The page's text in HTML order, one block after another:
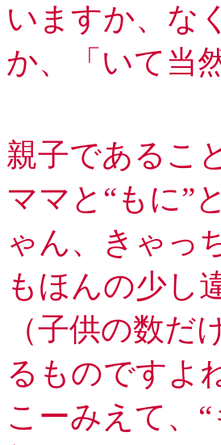
いますか、な
か、「いて当
親子であるこ
ママと“もに”
ゃん、きゃっ
もほんの少し
（子供の数
るものですよ
こーみえて、